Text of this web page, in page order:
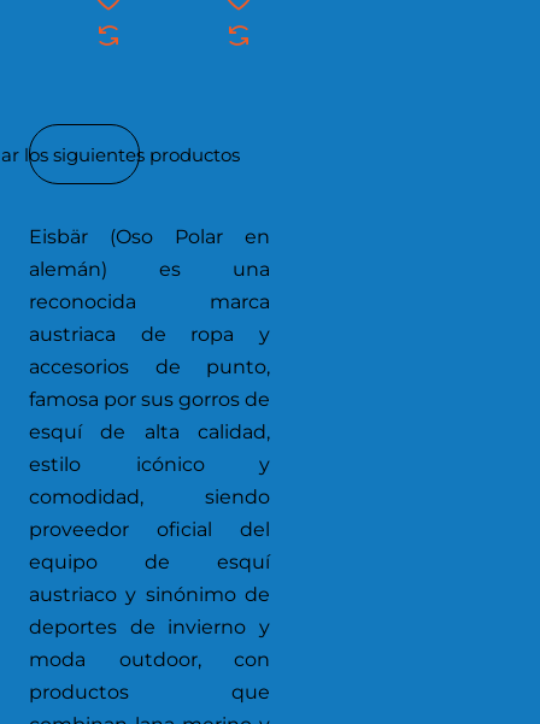
los siguientes productos
Eisbär (Oso Polar en
alemán) es una
reconocida marca
austriaca de ropa y
accesorios de punto,
famosa por sus gorros de
esquí de alta calidad,
estilo icónico y
comodidad, siendo
proveedor oficial del
equipo de esquí
austriaco y sinónimo de
deportes de invierno y
moda outdoor, con
productos que